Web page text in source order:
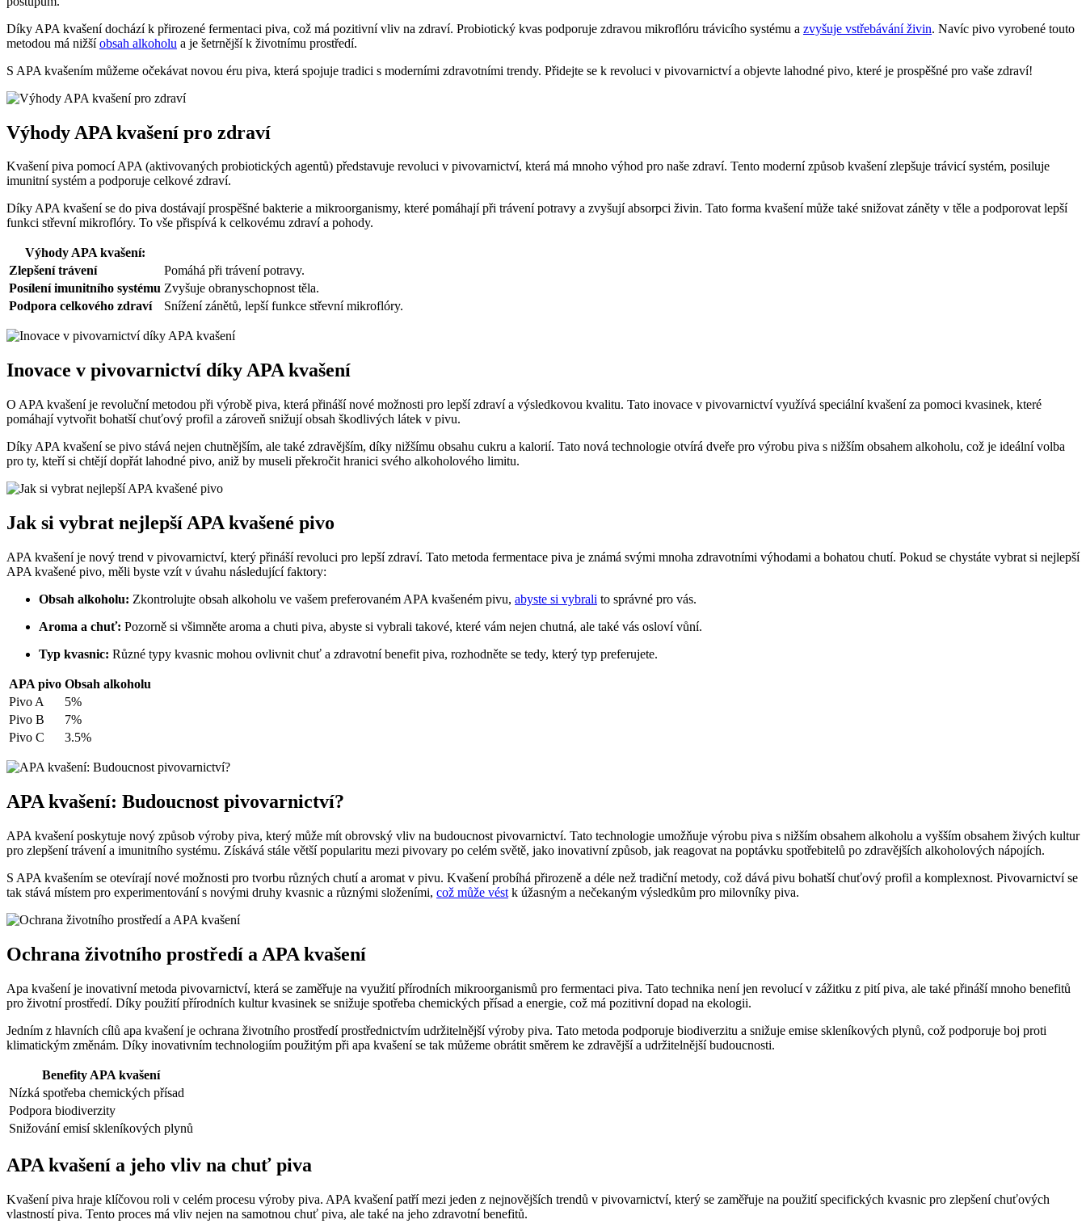
Díky APA kvašení dochází k přirozené fermentaci piva, což má pozitivní vliv na zdraví. Probiotický kvas podporuje zdravou mikroflóru trávicího systému a zvyšuje vstřebávání živin. Navíc pivo vyrobené touto
metodou má nižšíobsah alkoholu a je šetrnější k životnímu prostředí.
S APA kvašením můžeme očekávat novou éru piva, která spojuje tradici s moderními zdravotními trendy. Přidejte se k revoluci v pivovarnictví a objevte lahodné pivo, které je prospěšné pro vaše zdraví!
Výhody APA kvašení pro zdraví
Kvašení piva pomocí APA (aktivovaných probiotických agentů) představuje revoluci v pivovarnictví, která má mnoho výhod pro naše zdraví. Tento moderní způsob kvašení zlepšuje trávicí systém, posiluje
imunitní systém a podporuje celkové zdraví.
Díky APA kvašení se do piva dostávají prospěšné bakterie a mikroorganismy, které pomáhají při trávení potravy a zvyšují absorpci živin. Tato forma kvašení může také snižovat záněty v těle a podporovat lepší
funkci střevní mikroflóry. To vše přispívá k celkovému zdraví a pohody.
Výhody APA kvašení:
Zlepšení trávení
Pomáhá při trávení potravy.
Posílení imunitního systému Zvyšuje obranyschopnost těla.
Podpora celkového zdraví
Snížení zánětů, lepší funkce střevní mikroflóry.
Inovace v pivovarnictví díky APA kvašení
O APA kvašení je revoluční metodou při výrobě piva, která přináší nové možnosti pro lepší zdraví a výsledkovou kvalitu. Tato inovace v pivovarnictví využívá speciální kvašení za pomoci kvasinek, které
pomáhají vytvořit bohatší chuťový profil a zároveň snižují obsah škodlivých látek v pivu.
Díky APA kvašení se pivo stává nejen chutnějším, ale také zdravějším, díky nižšímu obsahu cukru a kalorií. Tato nová technologie otvírá dveře pro výrobu piva s nižším obsahem alkoholu, což je ideální volba
pro ty, kteří si chtějí dopřát lahodné pivo, aniž by museli překročit hranici svého alkoholového limitu.
Jak si vybrat nejlepší APA kvašené pivo
APA kvašení je nový trend v pivovarnictví, který přináší revoluci pro lepší zdraví. Tato metoda fermentace piva je známá svými mnoha zdravotními výhodami a bohatou chutí. Pokud se chystáte vybrat si nejlepší
APA kvašené pivo, měli byste vzít v úvahu následující faktory:
Obsah alkoholu: Zkontrolujte obsah alkoholu ve vašem preferovaném APA kvašeném pivu, abyste si vybrali to správné pro vás.
Aroma a chuť: Pozorně si všimněte aroma a chuti piva, abyste si vybrali takové, které vám nejen chutná, ale také vás osloví vůní.
Typ kvasnic: Různé typy kvasnic mohou ovlivnit chuť a zdravotní benefit piva, rozhodněte se tedy, který typ preferujete.
APA pivo Obsah alkoholu
Pivo A
5%
Pivo B
7%
Pivo C
3.5%
APA kvašení: Budoucnost pivovarnictví?
APA kvašení poskytuje nový způsob výroby piva, který může mít obrovský vliv na budoucnost pivovarnictví. Tato technologie umožňuje výrobu piva s nižším obsahem alkoholu a vyšším obsahem živých kultur
pro zlepšení trávení a imunitního systému. Získává stále větší popularitu mezi pivovary po celém světě, jako inovativní způsob, jak reagovat na poptávku spotřebitelů po zdravějších alkoholových nápojích.
S APA kvašením se otevírají nové možnosti pro tvorbu různých chutí a aromat v pivu. Kvašení probíhá přirozeně a déle než tradiční metody, což dává pivu bohatší chuťový profil a komplexnost. Pivovarnictví se
tak stává místem pro experimentování s novými druhy kvasnic a různými složeními, což může vést k úžasným a nečekaným výsledkům pro milovníky piva.
Ochrana životního prostředí a APA kvašení
Apa kvašení je inovativní metoda pivovarnictví, která se zaměřuje na využití přírodních mikroorganismů pro fermentaci piva. Tato technika není jen revolucí v zážitku z pití piva, ale také přináší mnoho benefitů
pro životní prostředí. Díky použití přírodních kultur kvasinek se snižuje spotřeba chemických přísad a energie, což má pozitivní dopad na ekologii.
Jedním z hlavních cílů apa kvašení je ochrana životního prostředí prostřednictvím udržitelnější výroby piva. Tato metoda podporuje biodiverzitu a snižuje emise skleníkových plynů, což podporuje boj proti
klimatickým změnám. Díky inovativním technologiím použitým při apa kvašení se tak můžeme obrátit směrem ke zdravější a udržitelnější budoucnosti.
Benefity APA kvašení
Nízká spotřeba chemických přísad
Podpora biodiverzity
Snižování emisí skleníkových plynů
APA kvašení a jeho vliv na chuť piva
Kvašení piva hraje klíčovou roli v celém procesu výroby piva. APA kvašení patří mezi jeden z nejnovějších trendů v pivovarnictví, který se zaměřuje na použití specifických kvasnic pro zlepšení chuťových
vlastností piva. Tento proces má vliv nejen na samotnou chuť piva, ale také na jeho zdravotní benefitů.